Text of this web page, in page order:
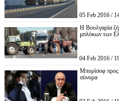
05 Feb 2016 /
Η Βουλγαρία
μπλόκων των
04 Feb 2016 /
Μπορίσοφ προς
σύνορα